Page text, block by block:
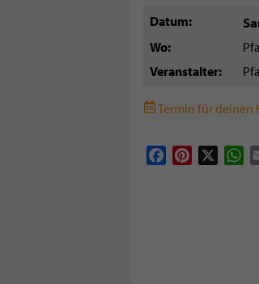
Datum
Wo
Veranstalter
Termin für deinen
FacebookPinterest